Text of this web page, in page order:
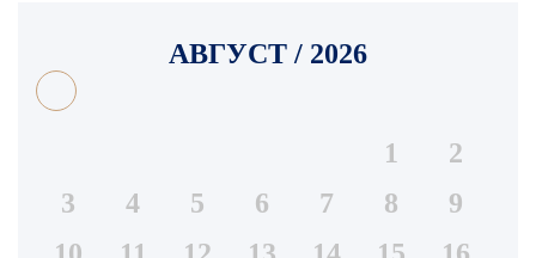
АВГУСТ / 2026
1
2
3
4 5 6 7 8
9